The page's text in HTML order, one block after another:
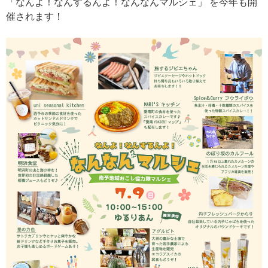
「なんよ！なんするんよ！なんなんマルシェ」 を今年も開
催されます！